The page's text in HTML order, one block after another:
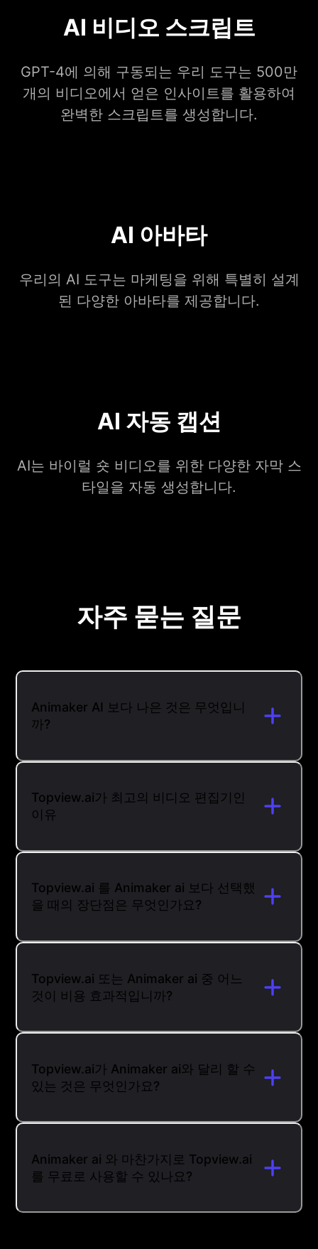
AI 비디오 스크립트
GPT-4에 의해 구동되는 우리 도구는 500만
개의 비디오에서 얻은 인사이트를 활용하여
완벽한 스크립트를 생성합니다.
AI 아바타
우리의 AI 도구는 마케팅을 위해 특별히 설계
된 다양한 아바타를 제공합니다.
AI 자동 캡션
AI는 바이럴 숏 비디오를 위한 다양한 자막 스
타일을 자동 생성합니다.
자주 묻는 질문
Animaker AI 보다 나은 것은 무엇입니
까?
Topview.ai가 최고의 비디오 편집기인
이유
Topview.ai 를 Animaker ai 보다 선택했
을 때의 장단점은 무엇인가요?
Topview.ai 또는 Animaker ai 중 어느
것이 비용 효과적입니까?
Topview.ai가 Animaker ai와 달리 할 수
있는 것은 무엇인가요?
Animaker ai 와 마찬가지로 Topview.ai
를 무료로 사용할 수 있나요?